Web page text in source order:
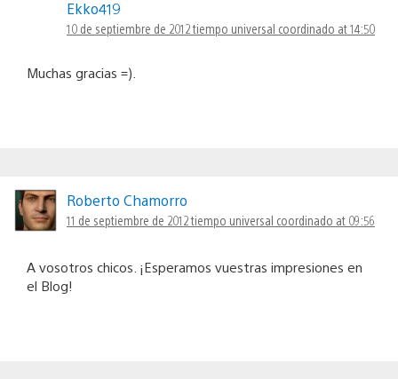
Ekko419
10 de septiembre de 2012 tiempo universal coordinado at 14:50
Muchas gracias =).
Roberto Chamorro
11 de septiembre de 2012 tiempo universal coordinado at 09:56
A vosotros chicos. ¡Esperamos vuestras impresiones en
el Blog!